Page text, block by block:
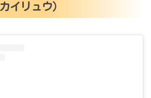
イリュウ）